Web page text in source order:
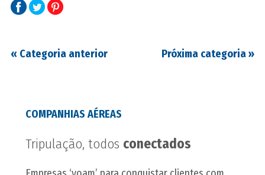
COMPANHIAS AÉREAS
Tripulação, todos conectados
« Categoria anterior Próxima categoria»